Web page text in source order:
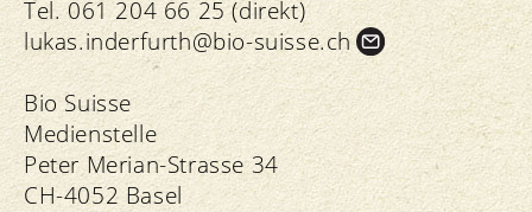
Tel. 061 204 66 25 (direkt)
lukas.inderfurth@bio-suisse.ch
Bio Suisse
Medienstelle
Peter Merian-Strasse 34
CH-4052 Basel